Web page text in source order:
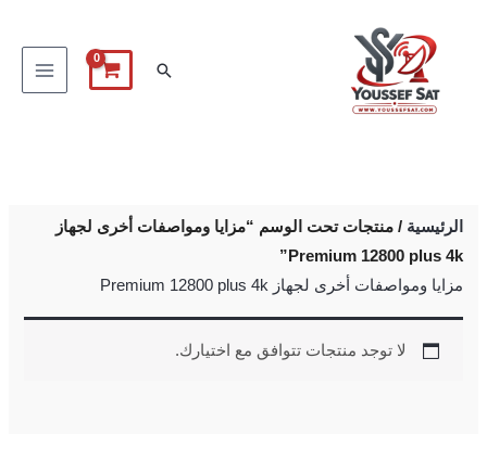
البحث
الرئيسية / منتجات تحت الوسم “مزايا ومواصفات أخرى لجهاز
Premium 12800 plus 4k”
مزايا ومواصفات أخرى لجهاز Premium 12800 plus 4k
لا توجد منتجات تتوافق مع اختيارك.